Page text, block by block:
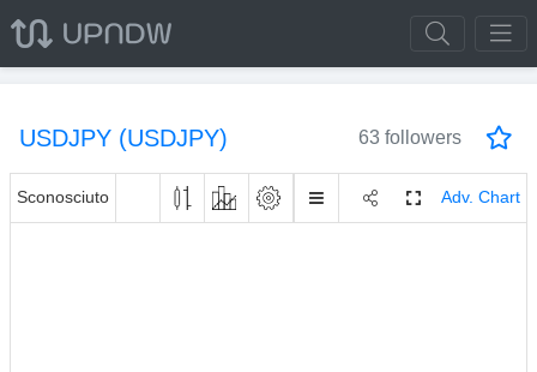
USDJPY (USDJPY) 63 followers
Sconosciuto Adv. Chart